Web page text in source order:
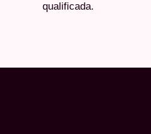
qualificada.